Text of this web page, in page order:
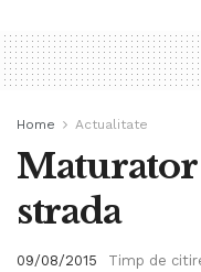
Home Actualitate
strada
09/08/2015 Timp de